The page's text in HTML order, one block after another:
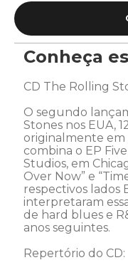
Conheça
CD The Rolling
O segundo
Stones nos EUA,
originalmente em
combina o EP
Studios, em
Over Now” e
respectivos lados
interpretaram
de hard blues e
anos seguintes.
Repertório do CD: